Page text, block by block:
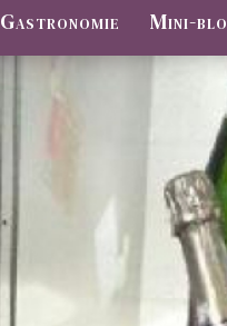
Gastronomie Mini-